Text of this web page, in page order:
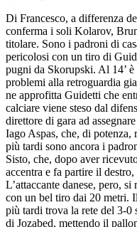
Di Francesco, a differenza
conferma i soli Kolarov,
titolare. Sono i padroni di
pericolosi con un tiro di
pugni da Skorupski. Al 14’ è
problemi alla retroguardia
ne approfitta Guidetti che
calciare viene steso dal
direttore di gara ad
Iago Aspas, che, di
più tardi sono ancora i
Sisto, che, dopo aver
accentra e fa partire il
L’attaccante danese, pero,
con un bel tiro dai 20 metri.
più tardi trova la rete del 3-0
di Jozabed, mettendo il